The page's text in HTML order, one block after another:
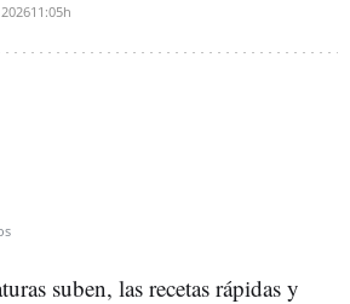
11:05h
suben, las recetas rápidas y